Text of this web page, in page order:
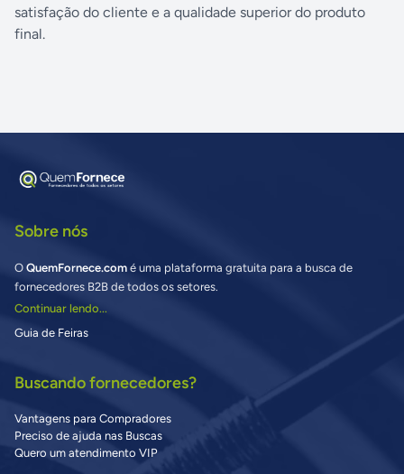
satisfação do cliente e a qualidade superior do produto
final.
Sobre nós
O QuemFornece.com é uma plataforma gratuita para a busca de
fornecedores B2B de todos os setores.
Continuar lendo...
Guia de Feiras
Buscando fornecedores?
Vantagens para Compradores
Preciso de ajuda nas Buscas
Quero um atendimento VIP